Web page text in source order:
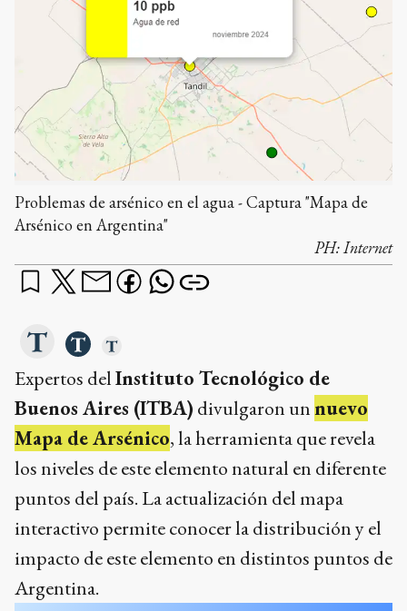
Problemas de arsénico en el agua - Captura "Mapa de
Arsénico en Argentina"
PH:Internet
Expertos delInstituto Tecnológico de
Buenos Aires (ITBA) divulgaron unnuevo
Mapa de Arsénico, la herramienta que revela
los niveles de este elemento natural en diferente
puntos del país. La actualización del mapa
interactivo permite conocer la distribución y el
impacto de este elemento en distintos puntos de
Argentina.